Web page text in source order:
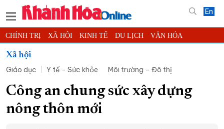
En
CHÍNH TRỊ XÃ HỘI KINH TẾ DU LỊCH VĂN HÓA
THỂ THAO
KHOA HỌC - CÔNG NGHỆ PHÁP LUẬT BẠN ĐỌC
THẾ GIỚI MULTIMEDIA VIDEO ĐỌC BÁO ONLINE
PODCAST THÔNG TIN - QUẢNG CÁO
Xã hội
Giáo dục
Y tế - Sức khỏe Môi trường – Đô thị
Công an chung sức xây dựng
nông thôn mới